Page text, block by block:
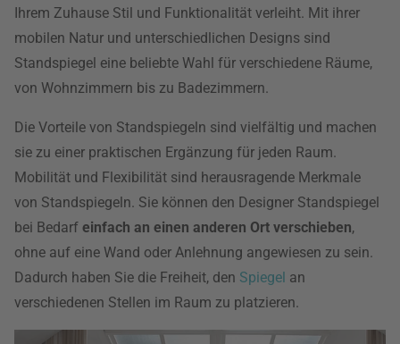
Ihrem Zuhause Stil und Funktionalität verleiht. Mit ihrer
mobilen Natur und unterschiedlichen Designs sind
Standspiegel eine beliebte Wahl für verschiedene Räume,
von Wohnzimmern bis zu Badezimmern.
Die Vorteile von Standspiegeln sind vielfältig und machen
sie zu einer praktischen Ergänzung für jeden Raum.
Mobilität und Flexibilität sind herausragende Merkmale
von Standspiegeln. Sie können den Designer Standspiegel
bei Bedarf einfach an einen anderen Ort verschieben,
ohne auf eine Wand oder Anlehnung angewiesen zu sein.
Dadurch haben Sie die Freiheit, den Spiegel an
verschiedenen Stellen im Raum zu platzieren.